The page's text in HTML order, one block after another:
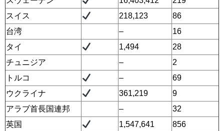
スイス
218,123
86
台湾
–
16
タイ
1,494
28
チュニジア
–
2
トルコ
–
69
ウクライナ
361,219
9
アラブ首長国連邦
–
32
英国
1,547,641
856